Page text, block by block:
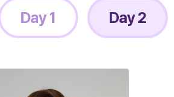
Day 1 Day 2